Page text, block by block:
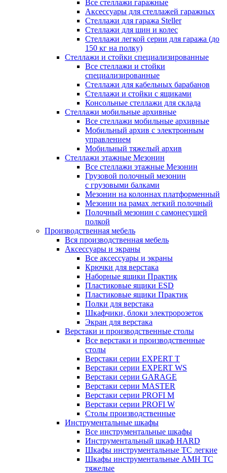
Все стеллажи гаражные
Аксессуары для стеллажей гаражных
Стеллажи для гаража Steller
Стеллажи для шин и колес
Стеллажи легкой серии для гаража (до
150 кг на полку)
Стеллажи и стойки специализированные
Все стеллажи и стойки
специализированные
Стеллажи для кабельных барабанов
Стеллажи и стойки с ящиками
Консольные стеллажи для склада
Стеллажи мобильные архивные
Все стеллажи мобильные архивные
Мобильный архив с электронным
управлением
Мобильный тяжелый архив
Стеллажи этажные Мезонин
Все стеллажи этажные Мезонин
Грузовой полочный мезонин
с грузовыми балками
Мезонин на колоннах платформенный
Мезонин на рамах легкий полочный
Полочный мезонин с самонесущей
полкой
Производственная мебель
Вся производственная мебель
Аксессуары и экраны
Все аксессуары и экраны
Крючки для верстака
Наборные ящики Практик
Пластиковые ящики ESD
Пластиковые ящики Практик
Полки для верстака
Шкафчики, блоки электророзеток
Экран для верстака
Верстаки и производственные столы
Все верстаки и производственные
столы
Верстаки серии EXPERT T
Верстаки серии EXPERT WS
Верстаки серии GARAGE
Верстаки серии MASTER
Верстаки серии PROFI M
Верстаки серии PROFI W
Столы производственные
Инструментальные шкафы
Все инструментальные шкафы
Инструментальный шкаф HARD
Шкафы инструментальные ТС легкие
Шкафы инструментальные AMH TC
тяжелые